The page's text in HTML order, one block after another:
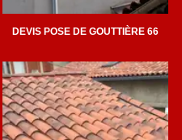
DEVIS POSE DE GOUTTIÈRE 66